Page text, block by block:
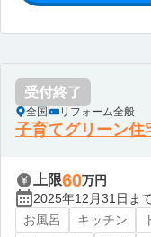
受付終了
全国 リフォーム全般
子育てグリーン住
上限60万円
2025年12月31日ま
お風呂
キッチン